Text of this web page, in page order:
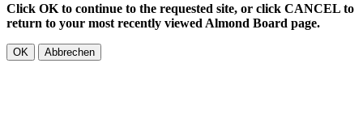
Click OK to continue to the requested site, or click CANCEL to
return to your most recently viewed Almond Board page.
OK Abbrechen